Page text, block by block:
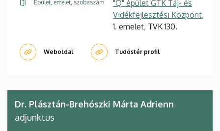
Épület, emelet, szobaszám
"Q" épület GTK Táj- és
Vidékfejlesztési Központ,
1. emelet, TVK 130.
Weboldal Tudóstér profil
Dr. Plásztán-Brehószki Márta Adrienn
adjunktus